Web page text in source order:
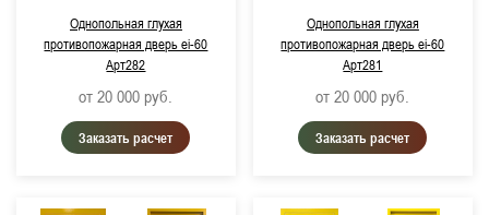
Однопольная глухая
противопожарная дверь ei-60
Арт282
от 20 000 руб.
Заказать расчет
Однопольная глухая
противопожарная дверь ei-60
Арт281
от 20 000 руб.
Заказать расчет